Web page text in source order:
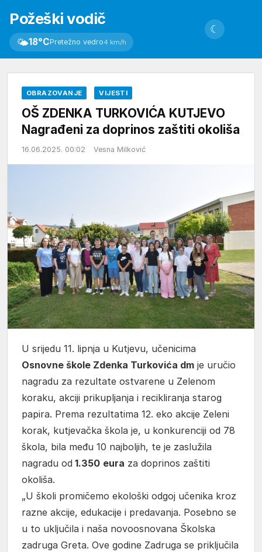
Požeški vodič
🌤18°CPretežno vedro4 km/h
☾
OBRAZOVANJE VIJESTI
OŠ ZDENKA TURKOVIĆA KUTJEVO
Nagrađeni za doprinos zaštiti okoliša
16.06.2025. 00:02 Vesna Milković
U srijedu 11. lipnja u Kutjevu, učenicima
Osnovne škole Zdenka Turkovića dm je uručio
nagradu za rezultate ostvarene u Zelenom
koraku, akciji prikupljanja i recikliranja starog
papira. Prema rezultatima 12. eko akcije Zeleni
korak, kutjevačka škola je, u konkurenciji od 78
škola, bila među 10 najboljih, te je zaslužila
nagradu od 1.350 eura za doprinos zaštiti
okoliša.
„U školi promičemo ekološki odgoj učenika kroz
razne akcije, edukacije i predavanja. Posebno se
u to uključila i naša novoosnovana Školska
zadruga Greta. Ove godine Zadruga se priključila